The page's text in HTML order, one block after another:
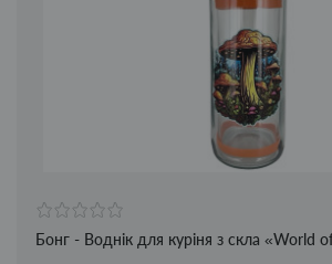
Бонг - Воднік для куріня з скла «World